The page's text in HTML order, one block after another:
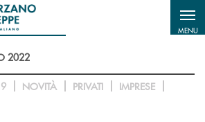
MENU
2022
NOVITÀ PRIVATI
IMPRESE